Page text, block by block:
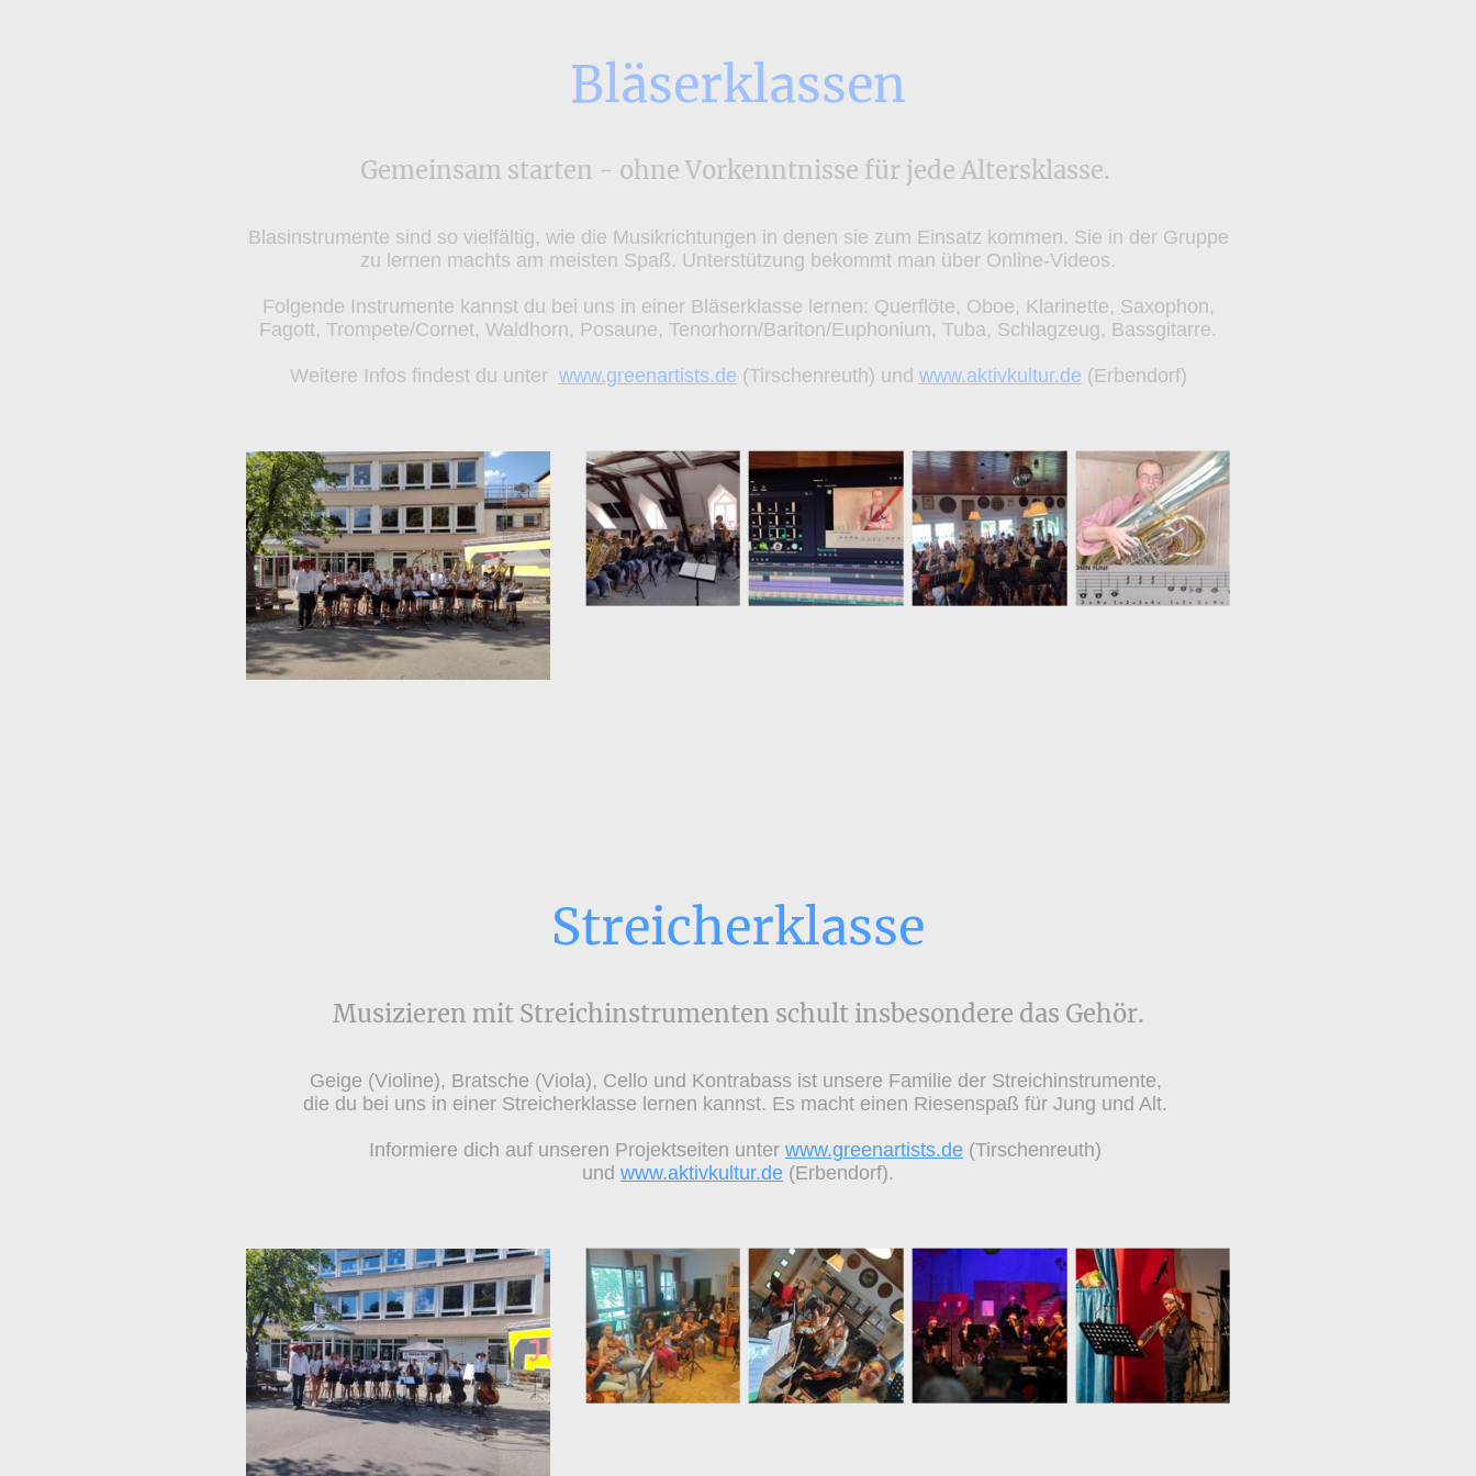
Bläserklassen
Gemeinsam starten - ohne Vorkenntnisse für jede Altersklasse.
Blasinstrumente sind so vielfältig, wie die Musikrichtungen in denen sie zum Einsatz kommen. Sie in der Gruppe
zu lernen machts am meisten Spaß. Unterstützung bekommt man über Online-Videos.
Folgende Instrumente kannst du bei uns in einer Bläserklasse lernen: Querflöte, Oboe, Klarinette, Saxophon,
Fagott, Trompete/Cornet, Waldhorn, Posaune, Tenorhorn/Bariton/Euphonium, Tuba, Schlagzeug, Bassgitarre.
Weitere Infos findest du unter www.greenartists.de (Tirschenreuth) und www.aktivkultur.de (Erbendorf)
Streicherklasse
Musizieren mit Streichinstrumenten schult insbesondere das Gehör.
Geige (Violine), Bratsche (Viola), Cello und Kontrabass ist unsere Familie der Streichinstrumente,
die du bei uns in einer Streicherklasse lernen kannst. Es macht einen Riesenspaß für Jung und Alt.
Informiere dich auf unseren Projektseiten unter www.greenartists.de (Tirschenreuth)
und www.aktivkultur.de (Erbendorf).